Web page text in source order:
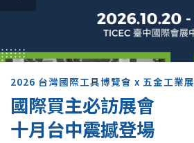
2026 台灣國際工具博覽會 x 五金工業展
國際買主必訪展會
十月台中震撼登場